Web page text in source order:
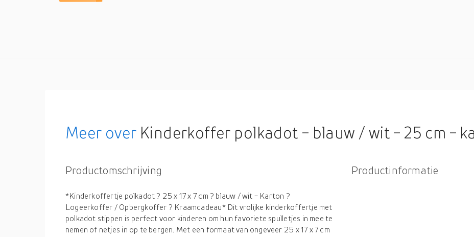
Meer over Kinderkoffer polkadot - blauw / wit - 25 cm - karton - logeerkoffer /
Productomschrijving
*Kinderkoffertje polkadot ? 25 x 17 x 7 cm ? blauw / wit - Karton ?
Logeerkoffer / Opbergkoffer ? Kraamcadeau* Dit vrolijke kinderkoffertje met
polkadot stippen is perfect voor kinderen om hun favoriete spulletjes in mee te
nemen of netjes in op te bergen. Met een formaat van ongeveer 25 x 17 x 7 cm
Productinformatie